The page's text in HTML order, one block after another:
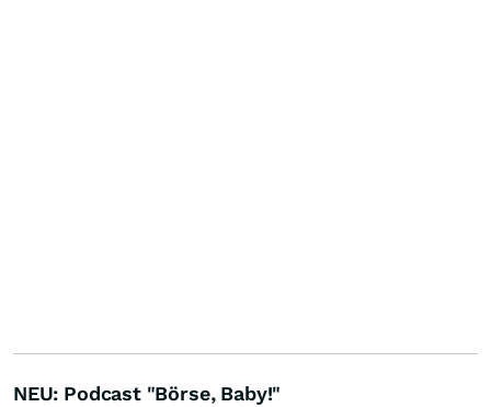
NEU: Podcast "Börse, Baby!"